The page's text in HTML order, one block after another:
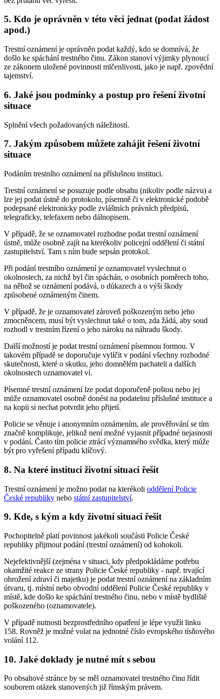
5. Kdo je oprávněn v této věci jednat (podat žádost
apod.)
Trestní oznámení je oprávněn podat každý, kdo se domnívá, že
došlo ke spáchání trestného činu. Zákon stanoví výjimky plynoucí
ze zákonem uložené povinnosti mlčenlivosti, jako je např. zpovědní
tajemství.
6. Jaké jsou podmínky a postup pro řešení životní
situace
Splnění všech požadovaných náležitostí.
7. Jakým způsobem můžete zahájit řešení životní
situace
Podáním trestního oznámení na příslušnou instituci.
Trestní oznámení se posuzuje podle obsahu (nikoliv podle názvu) a
lze jej podat ústně do protokolu, písemně či v elektronické podobě
podepsané elektronicky podle zvláštních právních předpisů,
telegraficky, telefaxem nebo dálnopisem.
V případě, že se oznamovatel rozhodne podat trestní oznámení
ústně, může osobně zajít na kterékoliv policejní oddělení či státní
zastupitelství. Tam s ním bude sepsán protokol.
Při podání trestního oznámení je oznamovatel vyslechnut o
okolnostech, za nichž byl čin spáchán, o osobních poměrech toho,
na něhož se oznámení podává, o důkazech a o výši škody
způsobené oznámeným činem.
V případě, že je oznamovatel zároveň poškozeným nebo jeho
zmocněncem, musí být vyslechnut také o tom, zda žádá, aby soud
rozhodl v trestním řízení o jeho nároku na náhradu škody.
Další možností je podat trestní oznámení písemnou formou. V
takovém případě se doporučuje vylíčit v podání všechny rozhodné
skutečnosti, které o skutku, jeho domnělém pachateli a dalších
okolnostech oznamovatel ví.
Písemné trestní oznámení lze podat doporučeně poštou nebo jej
může oznamovatel osobně donést na podatelnu příslušné instituce a
na kopii si nechat potvrdit jeho přijetí.
Policie se věnuje i anonymním oznámením, ale prověřování se tím
značně komplikuje, jelikož není možné vyjasnit případné nejasnosti
v podání. Často tím policie ztrácí významného svědka, který může
být pro vyřešení případu klíčový.
8. Na které instituci životní situaci řešit
Trestní oznámení je možno podat na kterékoli oddělení Policie
České republiky nebo státní zastupitelství.
9. Kde, s kým a kdy životní situaci řešit
Pochopitelně platí povinnost jakékoli součásti Policie České
republiky přijmout podání (trestní oznámení) od kohokoli.
Nejefektivnější (zejména v situaci, kdy předpokládáme potřebu
okamžité reakce ze strany Policie České republiky - např. trvající
ohrožení zdraví či majetku) je podat trestní oznámení na základním
útvaru, tj. místní nebo obvodní oddělení Policie České republiky v
místě, kde došlo ke spáchání trestného činu, nebo v místě bydliště
poškozeného (oznamovatele).
V případě nutnosti bezprostředního opatření je lépe využít linku
158. Rovněž je možné volat na jednotné číslo evropského tísňového
volání 112.
10. Jaké doklady je nutné mít s sebou
Po obsahové stránce by se měl oznamovatel trestného činu řídit
souborem otázek stanovených již římským právem.